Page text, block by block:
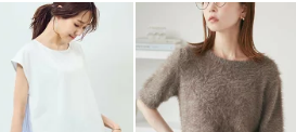
）：ポリエステル 100%｜ホワイト系
）：ポリエステル 100%｜ライトグリーン
）：ポリエステル 100%